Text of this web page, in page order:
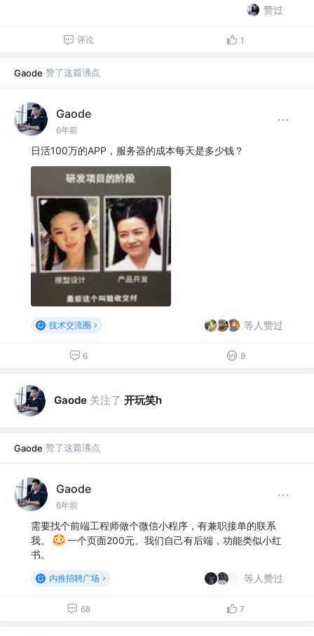
赞过
评论 1
Gaode 赞了这篇沸点
Gaode
6年前
日活100万的APP，服务器的成本每天是多少钱？
技术交流圈 等人赞过
6 8
Gaode 关注了 开玩笑h
Gaode 赞了这篇沸点
Gaode
6年前
需要找个前端工程师做个微信小程序，有兼职接单的联系
我。
一个页面200元。我们自己有后端，功能类似小红
书。
内推招聘广场 等人赞过
68 7